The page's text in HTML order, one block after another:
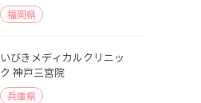
福岡県
いびきメディカルクリニッ
ク 神戸三宮院
兵庫県